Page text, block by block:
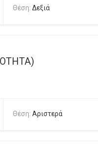
Θέση: Δεξιά
Θέση: Αριστερά